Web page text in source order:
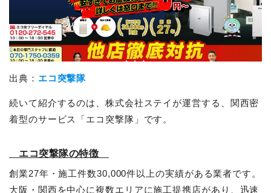
出典： エコ突撃隊
続いて紹介するのは、株式会社ステイが運営する、関西密
着型のサービス「エコ突撃隊」です。
エコ突撃隊の特徴
創業27年・施工件数30,000件以上の実績がある業者です。
大阪・関西を中心に複数エリアに施工提携店があり、迅速